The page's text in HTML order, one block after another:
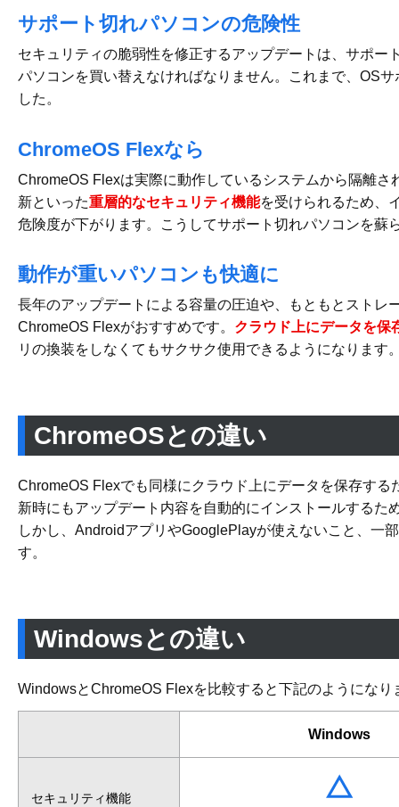
サポート切れパソコンの危険性
セキュリティの脆弱性を修正するアップデートは、サポ
パソコンを買い替えなければなりません。これまで、OS
した。
ChromeOS Flexなら
ChromeOS Flexは実際に動作しているシステムから隔離さ
新といった重層的なセキュリティ機能を受けられるため、
危険度が下がります。こうしてサポート切れパソコンを蘇
動作が重いパソコンも快適に
長年のアップデートによる容量の圧迫や、もともとスト
ChromeOS Flexがおすすめです。 クラウド上にデータを保
リの換装をしなくてもサクサク使用できるようになります
ChromeOSとの違い
ChromeOS Flexでも同様にクラウド上にデータを保存す
新時にもアップデート内容を自動的にインストールする
しかし、AndroidアプリやGooglePlayが使えないこと、一
す。
Windowsとの違い
WindowsとChromeOS Flexを比較すると下記のようになり
Windows
セキュリティ機能